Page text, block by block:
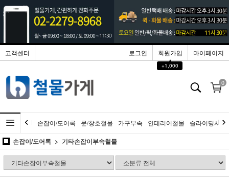
고객센터 로그인
회원가입
▲
+1,000
마이페이지
0
손잡이/도어록 문/창호철물 가구부속 인테리어철물 슬라이딩시스
손잡이/도어록 기타손잡이부속철물